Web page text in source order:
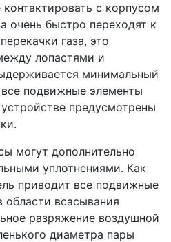
с корпусом
очень быстро переходят к
газа, это
лопастями и
минимальный
подвижные элементы
предусмотрены
могут дополнительно
уплотнениями. Как
приводит все подвижные
области всасывания
разряжение воздушной
диаметра пары